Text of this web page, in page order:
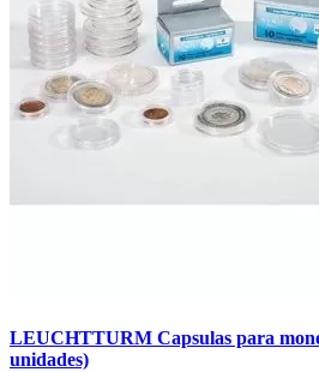
LEUCHTTURM Capsulas para
unidades)